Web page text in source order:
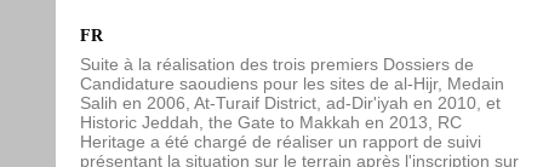
FR
Suite à la réalisation des trois premiers Dossiers de
Candidature saoudiens pour les sites de al-Hijr, Medain
Salih en 2006, At-Turaif District, ad-Dir'iyah en 2010, et
Historic Jeddah, the Gate to Makkah en 2013, RC
Heritage a été chargé de réaliser un rapport de suivi
présentant la situation sur le terrain après l'inscription sur